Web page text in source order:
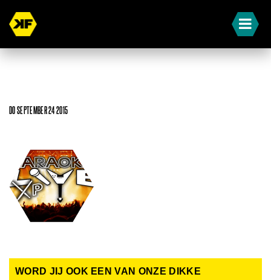
DO SEPTEMBER 24 2015
WORD JIJ OOK EEN VAN ONZE DIKKE